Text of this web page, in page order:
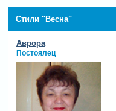
Стили "Весна"
Аврора
Постоялец